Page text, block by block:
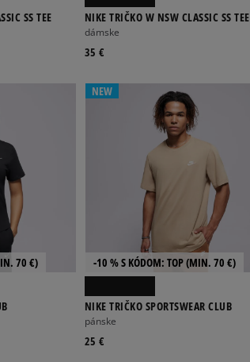
SS TEE NIKE TRIČKO W NSW CLASSIC SS TEE
dámske
35 €
70 €)
NEW
-10 % S KÓDOM: TOP (MIN. 70 €)
NIKE TRIČKO SPORTSWEAR CLUB
pánske
25 €